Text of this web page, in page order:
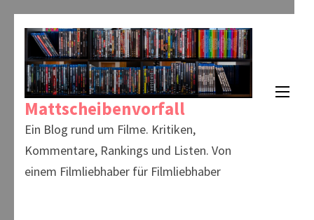
springen
(Enter
drücken)
Mattscheibenvorfall
Ein Blog rund um Filme. Kritiken,
Kommentare, Rankings und Listen. Von
einem Filmliebhaber für Filmliebhaber